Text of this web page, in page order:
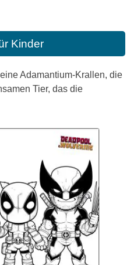
Kinder
Adamantium-Krallen, die
Tier, das die